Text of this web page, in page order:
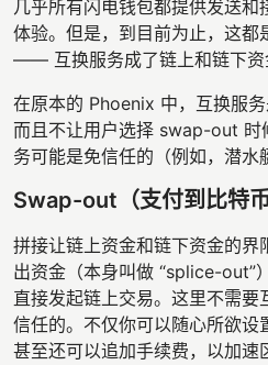
几乎所有闪电钱包都提供发送
体验。但是，到目前为止，这都
—— 互换服务成了链上和链下资
在原本的 Phoenix 中，互换服务
而且不让用户选择 swap-out 时
务可能是免信任的（例如，潜水
Swap-out（支付到比特币
拼接让链上资金和链下资金的界
出资金（本身叫做 “splice-out”
直接发起链上交易。这里不需
信任的。不仅你可以随心所欲设
甚至还可以追加手续费，以加速